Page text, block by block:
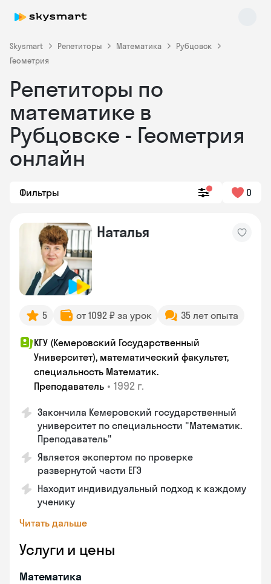
Skysmart Репетиторы Математика
Рубцовск
Геометрия
Репетиторы по
математике в
Рубцовске - Геометрия
онлайн
Фильтры 0
Наталья
5 от 1092 ₽ за урок 35 лет опыта
КГУ (Кемеровский Государственный
Университет), математический факультет,
специальность Математик.
Преподаватель • 1992 г.
Закончила Кемеровский государственный
университет по специальности "Математик.
Преподаватель"
Является экспертом по проверке
развернутой части ЕГЭ
Находит индивидуальный подход к каждому
ученику
Читать дальше
Услуги и цены
Математика
Skysmart Chat